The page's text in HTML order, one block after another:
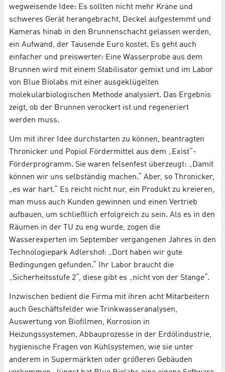
wegweisende Idee: Es sollten nicht mehr Kräne und
schweres Gerät herangebracht, Deckel aufgestemmt und
Kameras hinab in den Brunnenschacht gelassen werden,
ein Aufwand, der Tausende Euro kostet. Es geht auch
einfacher und preiswerter: Eine Wasserprobe aus dem
Brunnen wird mit einem Stabilisator gemixt und im Labor
von Blue Biolabs mit einer ausgeklügelten
molekularbiologischen Methode analysiert. Das Ergebnis
zeigt, ob der Brunnen verockert ist und regeneriert
werden muss.
Um mit ihrer Idee durchstarten zu können, beantragten
Thronicker und Popiol Fördermittel aus dem „Exist“-
Förderprogramm. Sie waren felsenfest überzeugt: „Damit
können wir uns selbständig machen.“ Aber, so Thronicker,
„es war hart.“ Es reicht nicht nur, ein Produkt zu kreieren,
man muss auch Kunden gewinnen und einen Vertrieb
aufbauen, um schließlich erfolgreich zu sein. Als es in den
Räumen in der TU zu eng wurde, zogen die
Wasserexperten im September vergangenen Jahres in den
Technologiepark Adlershof: „Dort haben wir gute
Bedingungen gefunden.“ Ihr Labor braucht die
„Sicherheitsstufe 2“, diese gibt es „nicht von der Stange“.
Inzwischen bedient die Firma mit ihren acht Mitarbeitern
auch Geschäftsfelder wie Trinkwasseranalysen,
Auswertung von Biofilmen, Korrosion in
Heizungssystemen, Abbauprozesse in der Erdölindustrie,
hygienische Fragen von Kühlsystemen, wie sie unter
anderem in Supermärkten oder größeren Gebäuden